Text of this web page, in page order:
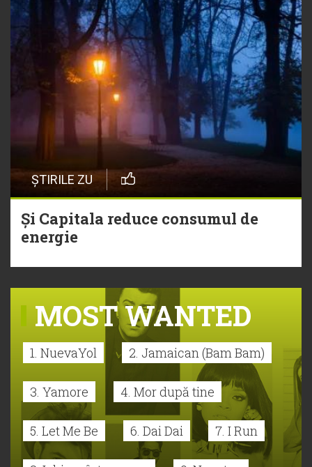
ȘTIRILE ZU
Și Capitala reduce consumul de
energie
MOST WANTED
1. NuevaYol 2. Jamaican (Bam Bam)
3. Yamore 4. Mor după tine
5. Let Me Be 6. Dai Dai 7. I Run